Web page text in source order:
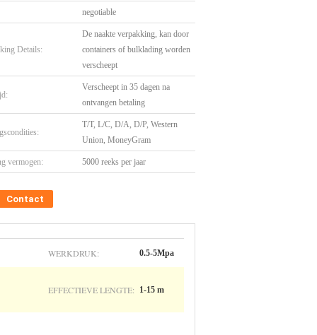
negotiable
Details:
De naakte verpakking, kan door
containers of bulklading worden
verscheept
Verscheept in 35 dagen na
ontvangen betaling
T/T, L/C, D/A, D/P, Western
Union, MoneyGram
vermogen: 5000 reeks per jaar
Contact
WERKDRUK: 0.5-5Mpa
EFFECTIEVE LENGTE: 1-15 m